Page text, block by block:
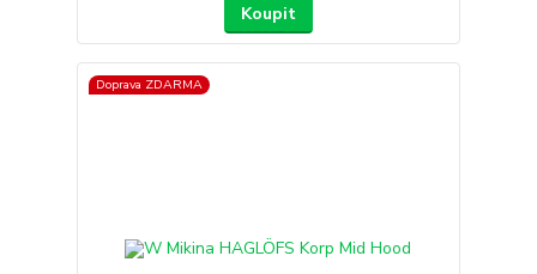
Koupit
Doprava ZDARMA